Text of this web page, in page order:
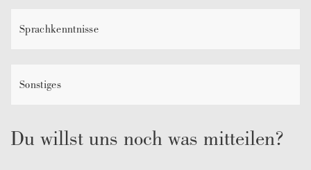
Du willst uns noch was mitteilen?